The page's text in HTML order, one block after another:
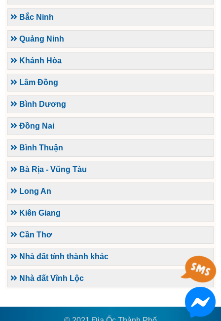
Bắc Ninh
Quảng Ninh
Khánh Hòa
Lâm Đồng
Bình Dương
Đồng Nai
Bình Thuận
Bà Rịa - Vũng Tàu
Long An
Kiên Giang
Cần Thơ
Nhà đất tỉnh thành khác
Nhà đất Vĩnh Lộc